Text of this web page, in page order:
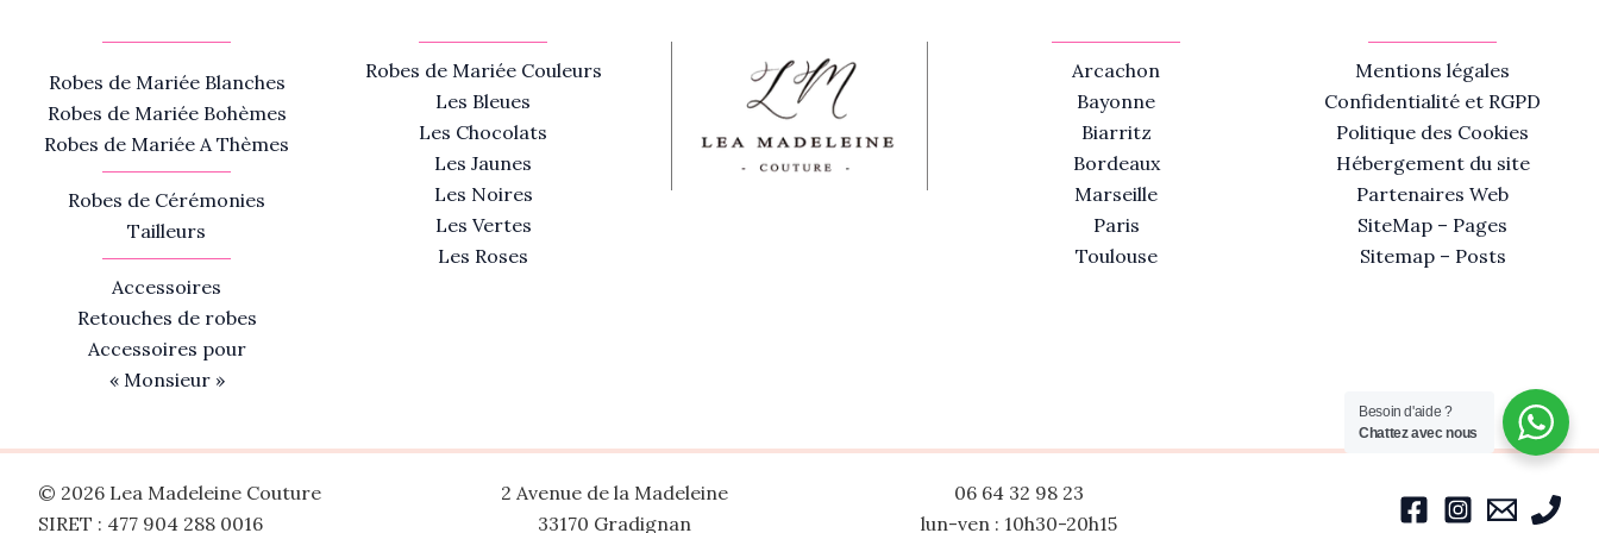
Robes de Mariée Blanches
Robes de Mariée Bohèmes
Robes de Mariée A Thèmes
Robes de Cérémonies
Tailleurs
Accessoires
Retouches de robes
Accessoires pour
« Monsieur »
Robes de Mariée Couleurs
Les Bleues
Les Chocolats
Les Jaunes
Les Noires
Les Vertes
Les Roses
Arcachon
Bayonne
Biarritz
Bordeaux
Marseille
Paris
Toulouse
Mentions légales
Confidentialité et RGPD
Politique des Cookies
Hébergement du site
Partenaires Web
SiteMap – Pages
Sitemap – Posts
© 2026 Lea Madeleine Couture
SIRET : 477 904 288 0016
2 Avenue de la Madeleine
33170 Gradignan
06 64 32 98 23
lun-ven : 10h30-20h15
Besoin d'aide ?
Chattez avec nous